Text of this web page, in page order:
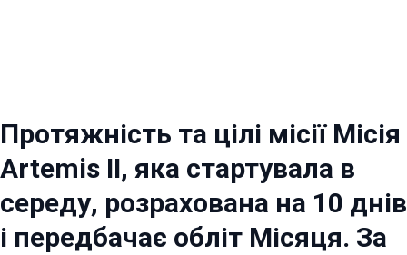
Протяжність та цілі місії Місія
Artemis II, яка стартувала в
середу, розрахована на 10 днів
і передбачає обліт Місяця. За